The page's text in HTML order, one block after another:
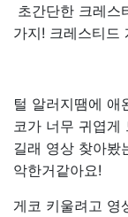
초간단한 크레스
가지! 크레스티드
털 알러지땜에 애
코가 너무 귀엽게
길래 영상 찾아봤
악한거같아요!
게코 키울려고 영